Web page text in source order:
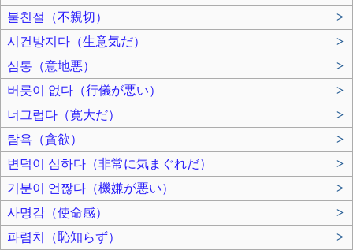
불친절（不親切）
>
시건방지다（生意気だ）
>
심통（意地悪）
>
버릇이 없다（行儀が悪い）
>
너그럽다（寛大だ）
>
탐욕（貪欲）
>
변덕이 심하다（非常に気まぐれだ）
>
기분이 언짢다（機嫌が悪い）
>
사명감（使命感）
>
파렴치（恥知らず）
>